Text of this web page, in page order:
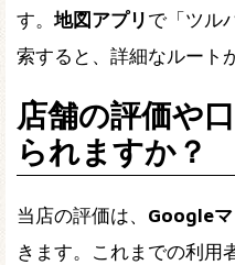
す。 地図アプリ で「ツル
索すると、詳細なルート
店舗の評価や
られますか？
当店の評価は、 Google
きます。これまでの利用